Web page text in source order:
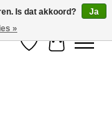
Verlanglijst
Is dat akkoord?
Ja
»